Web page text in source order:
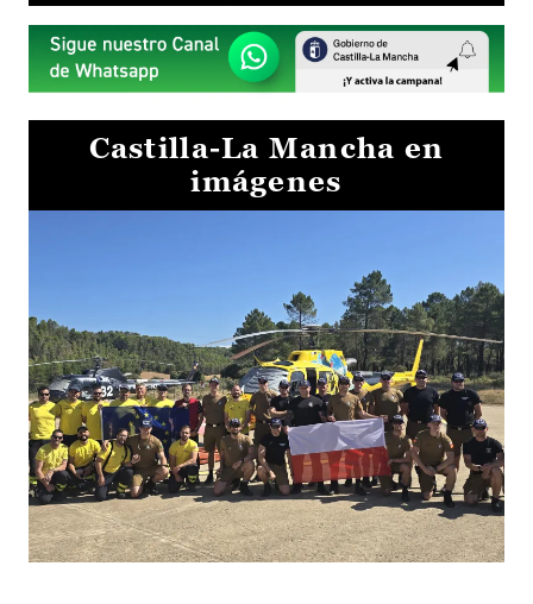
Castilla-La Mancha en
imágenes